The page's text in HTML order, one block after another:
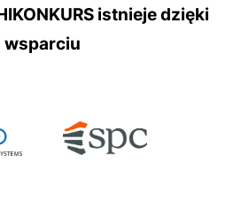
istnieje dzięki
wsparciu